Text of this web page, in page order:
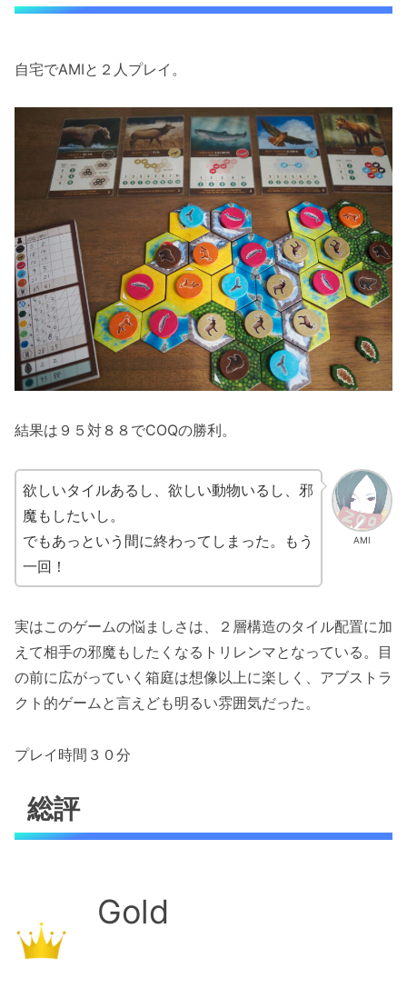
自宅でAMIと２人プレイ。
結果は９５対８８でCOQの勝利。
AMI
欲しいタイルあるし、欲しい動物いるし、邪
魔もしたいし。
でもあっという間に終わってしまった。もう
一回！
実はこのゲームの悩ましさは、２層構造のタイル配置に加
えて相手の邪魔もしたくなるトリレンマとなっている。目
の前に広がっていく箱庭は想像以上に楽しく、アブストラ
クト的ゲームと言えども明るい雰囲気だった。
プレイ時間３０分
総評
Gold